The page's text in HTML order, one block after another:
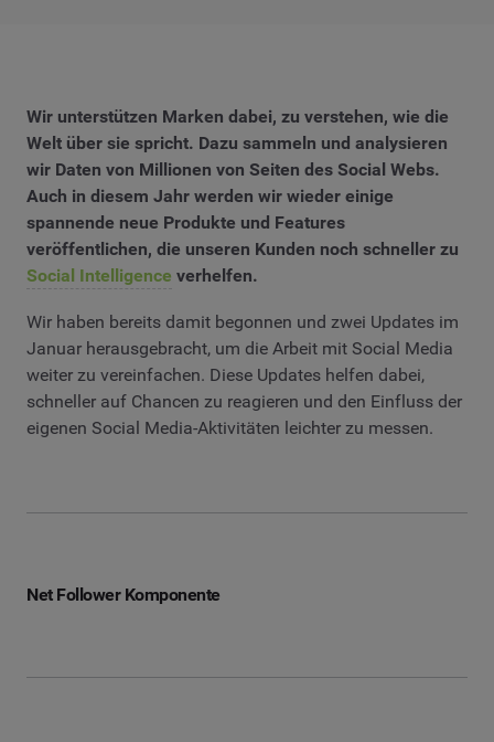
Wir unterstützen Marken dabei, zu verstehen, wie die
Welt über sie spricht. Dazu sammeln und analysieren
wir Daten von Millionen von Seiten des Social Webs.
Auch in diesem Jahr werden wir wieder einige
spannende neue Produkte und Features
veröffentlichen, die unseren Kunden noch schneller zu
Social Intelligence verhelfen.
Wir haben bereits damit begonnen und zwei Updates im
Januar herausgebracht, um die Arbeit mit Social Media
weiter zu vereinfachen. Diese Updates helfen dabei,
schneller auf Chancen zu reagieren und den Einfluss der
eigenen Social Media-Aktivitäten leichter zu messen.
Net Follower Komponente